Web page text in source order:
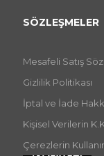
SÖZLEŞMELER
Mesafeli Satış
Gizlilik Politikası
İptal ve İade
Kişisel Verilerin
Çerezlerin